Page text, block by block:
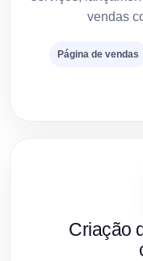
vendas
Página de vendas
Criação